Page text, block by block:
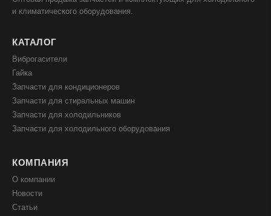
и климатического оборудования.
КАТАЛОГ
Виброгасители
Гайка
Запчасти для кондиционеров
Запчасти для стиральных машин
Запчасти для холодильников
Запчасти для холодильного оборудования
КОМПАНИЯ
О компании
Новости
Статьи